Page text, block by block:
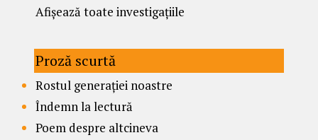
Afișează toate investigațiile
Proză scurtă
Rostul generației noastre
Îndemn la lectură
Poem despre altcineva